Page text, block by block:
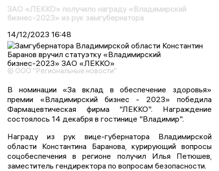
ЗАО «ЛЕККО» получило награду «Владимирский
бизнес-2023» из рук замгубернатора
14/12/2023 16:48
© ООО "Региональные новости"
В номинации «За вклад в обеспечение здоровья»
премии «Владимирский бизнес - 2023» победила
Фармацевтическая фирма "ЛЕККО". Награждение
состоялось 14 декабря в гостинице "Владимир".
Награду из рук вице-губернатора Владимирской
области Константина Баранова, курирующий вопросы
соцобеспечения в регионе получил Илья Петюшев,
заместитель гендиректора по вопросам безопасности.